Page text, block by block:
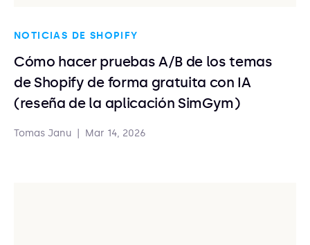
NOTICIAS DE SHOPIFY
Cómo hacer pruebas A/B de los temas
de Shopify de forma gratuita con IA
(reseña de la aplicación SimGym)
Tomas Janu Mar 14, 2026